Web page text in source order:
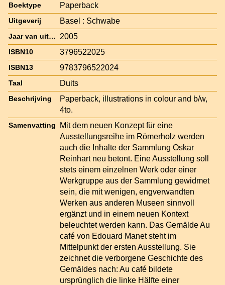
Boektype Paperback
Uitgeverij Basel : Schwabe
Jaar van uitgave 2005
ISBN10 3796522025
ISBN13 9783796522024
Taal Duits
Beschrijving
Paperback, illustrations in colour and b/w,
4to.
Samenvatting
Mit dem neuen Konzept für eine
Ausstellungsreihe im Römerholz werden
auch die Inhalte der Sammlung Oskar
Reinhart neu betont. Eine Ausstellung soll
stets einem einzelnen Werk oder einer
Werkgruppe aus der Sammlung gewidmet
sein, die mit wenigen, engverwandten
Werken aus anderen Museen sinnvoll
ergänzt und in einem neuen Kontext
beleuchtet werden kann. Das Gemälde Au
café von Edouard Manet steht im
Mittelpunkt der ersten Ausstellung. Sie
zeichnet die verborgene Geschichte des
Gemäldes nach: Au café bildete
ursprünglich die linke Hälfte einer